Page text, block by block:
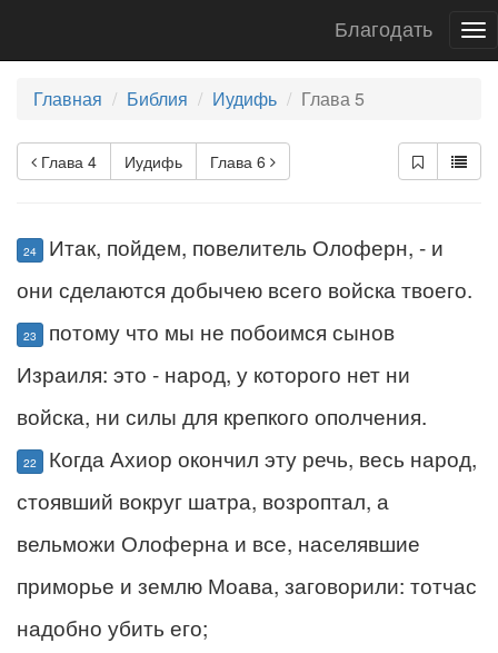
Благодать
Главная Библия Иудифь Глава 5
Глава 4 Иудифь Глава 6
24
Итак, пойдем, повелитель Олоферн, - и
они сделаются добычею всего войска твоего.
23
потому что мы не побоимся сынов
Израиля: это - народ, у которого нет ни
войска, ни силы для крепкого ополчения.
22
Когда Ахиор окончил эту речь, весь народ,
стоявший вокруг шатра, возроптал, а
вельможи Олоферна и все, населявшие
приморье и землю Моава, заговорили: тотчас
надобно убить его;